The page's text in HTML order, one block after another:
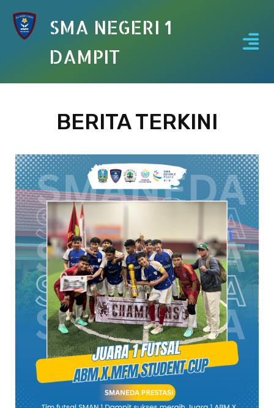
SMA NEGERI 1
DAMPIT
BERITA TERKINI